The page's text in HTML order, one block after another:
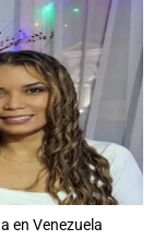
en Venezuela